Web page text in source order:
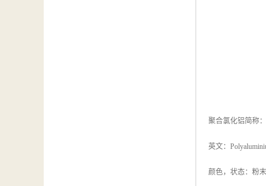
聚合氯化铝简称
英文：
颜色，状态：粉